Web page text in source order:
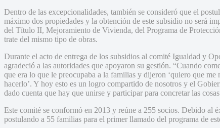
Dentro de las excepcionalidades, también se consideró que el
máximo dos propiedades y la obtención de este subsidio no será
del Título II, Mejoramiento de Vivienda, del Programa de
trate del mismo tipo de obras.
Durante el acto de entrega de los subsidios al comité Igualdad y
agradeció a las autoridades que apoyaron su gestión. “Cuando
que era lo que le preocupaba a la familias y dijeron ‘quiero que me
hacerlo’. Y hoy esto es un logro compartido de nosotros y el
dado cuenta que hay que unirse y participar para concretar las
Este comité se conformó en 2013 y reúne a 255 socios. Debido al
postulando a 55 familias para el primer llamado del programa de